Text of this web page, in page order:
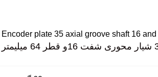
Encoder plate 35 axial groove shaft 16